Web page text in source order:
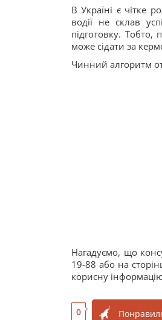
В Україні є чітке
водії не склав
підготовку.
може сідати за
Чинний алгоритм
Нагадуємо, що
19-88 або на
корисну
0